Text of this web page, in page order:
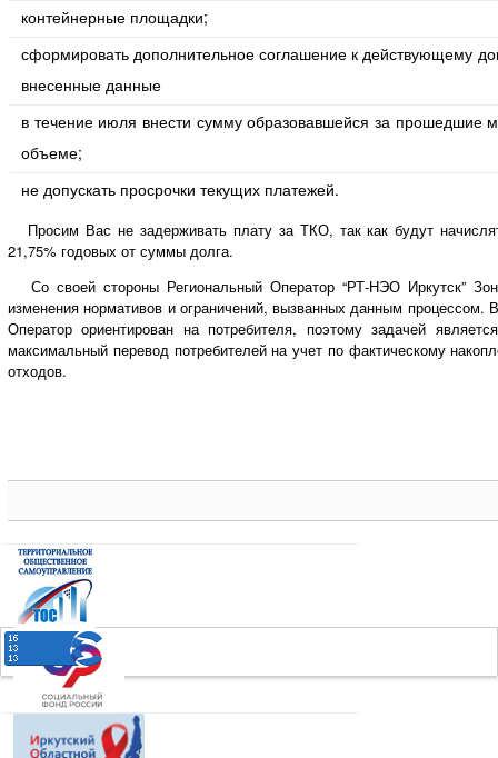
контейнерные площадки;
сформировать дополнительное соглашение к действующему
внесенные данные
в течение июля внести сумму образовавшейся за прошедшие
объеме;
не допускать просрочки текущих платежей.
Просим Вас не задерживать плату за ТКО, так как будут
21,75% годовых от суммы долга.
Со своей стороны Региональный Оператор “РТ-НЭО Иркутск”
изменения нормативов и ограничений, вызванных данным
Оператор ориентирован на потребителя, поэтому задачей
максимальный перевод потребителей на учет по фактическому
отходов.